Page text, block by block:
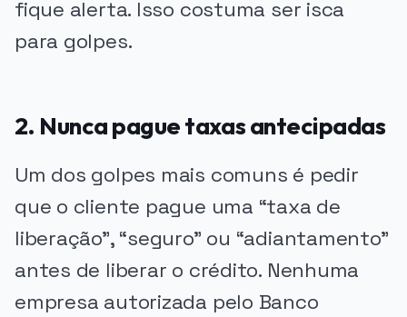
fique alerta. Isso costuma ser isca
para golpes.
2. Nunca pague taxas antecipadas
Um dos golpes mais comuns é pedir
que o cliente pague uma “taxa de
liberação”, “seguro” ou “adiantamento”
antes de liberar o crédito. Nenhuma
empresa autorizada pelo Banco